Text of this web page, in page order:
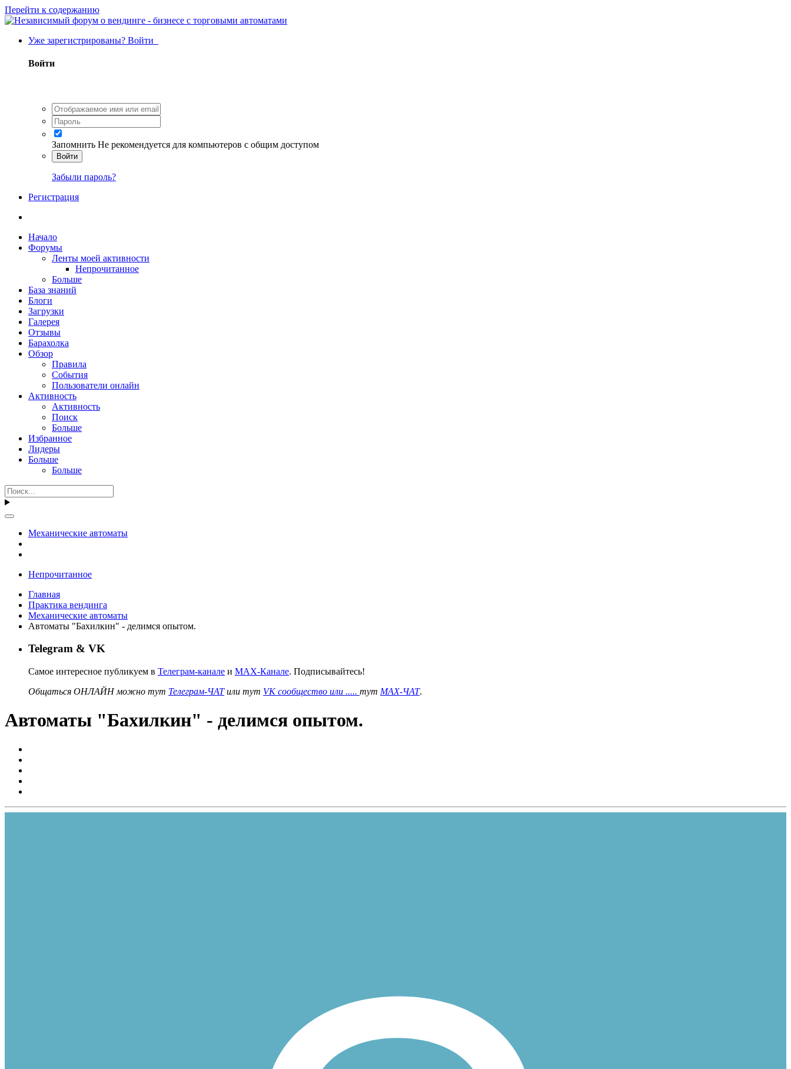
Перейти к содержанию
Уже зарегистрированы? Войти
Войти
Запомнить Не рекомендуется для компьютеров с общим доступом
Войти
Забыли пароль?
Регистрация
Начало
Форумы
Ленты моей активности
Непрочитанное
Больше
База знаний
Блоги
Загрузки
Галерея
Отзывы
Барахолка
Обзор
Правила
События
Пользователи онлайн
Активность
Активность
Поиск
Больше
Избранное
Лидеры
Больше
Больше
Механические автоматы
Непрочитанное
Главная
Практика вендинга
Механические автоматы
Автоматы "Бахилкин" - делимся опытом.
Telegram & VK
Самое интересное публикуем в Телеграм-канале и MAX-Канале. Подписывайтесь!
Общаться ОНЛАЙН можно тут Телеграм-ЧАТили тут VK сообщество или ..... тут MAX-ЧАТ.
Автоматы "Бахилкин" - делимся опытом.